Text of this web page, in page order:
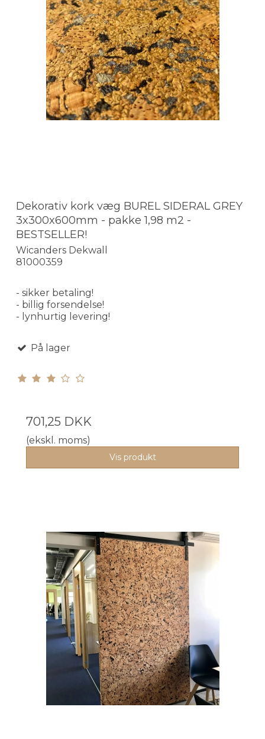
Dekorativ kork væg BUREL SIDERAL GREY
3x300x600mm - pakke 1,98 m2 -
BESTSELLER!
Wicanders Dekwall
81000359
- sikker betaling!
- billig forsendelse!
- lynhurtig levering!
På lager
701,25 DKK
(ekskl. moms)
Vis produkt